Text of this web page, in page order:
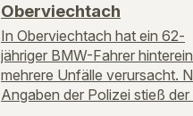
Oberviechtach
In Oberviechtach hat ein 62-
jähriger BMW-Fahrer
mehrere Unfälle verursacht.
Angaben der Polizei stieß